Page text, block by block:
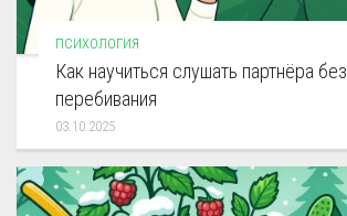
ПСИХОЛОГИЯ
Как научиться слушать партнёра без
перебивания
03.10.2025